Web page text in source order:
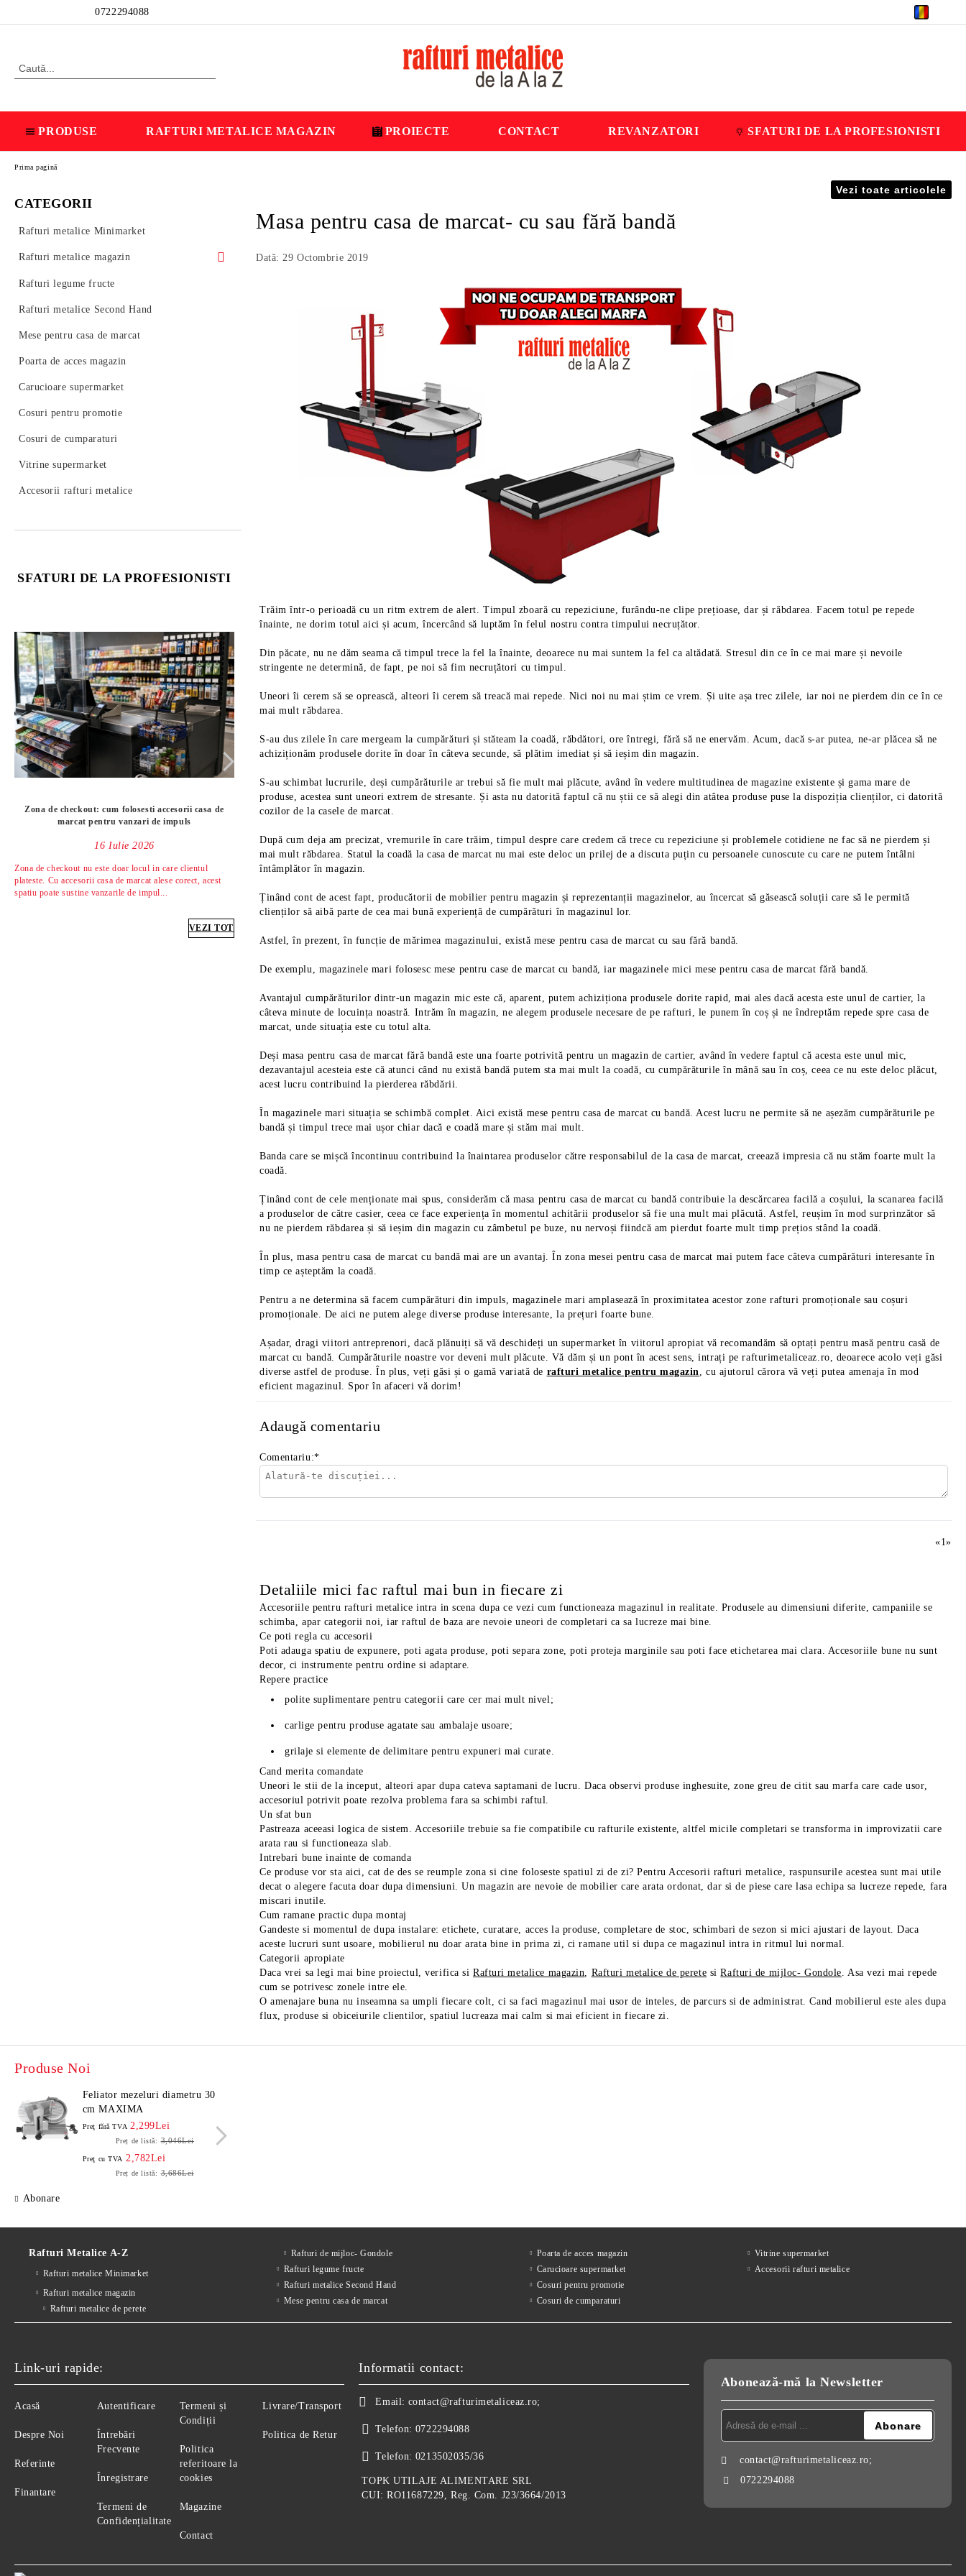
0722294088
PRODUSE RAFTURI METALICE MAGAZIN PROIECTE CONTACT REVANZATORI SFATURI DE LA PROFESIONISTI
CATEGORII
Rafturi metalice Minimarket
Rafturi metalice magazin
Rafturi metalice de perete
Rafturi de mijloc- Gondole
Rafturi legume fructe
Rafturi metalice Second Hand
Mese pentru casa de marcat
Poarta de acces magazin
Carucioare supermarket
Cosuri pentru promotie
Cosuri de cumparaturi
Vitrine supermarket
Accesorii rafturi metalice
SFATURI DE LA PROFESIONISTI
Zona de checkout: cum folosesti accesorii casa de
marcat pentru vanzari de impuls
16 Iulie 2026
Zona de checkout nu este doar locul in care clientul
plateste. Cu accesorii casa de marcat alese corect, acest
spatiu poate sustine vanzarile de impul...
Ghid complet pentru amenajarea unui minimarket de
08 Iulie 2026
Pentru un antreprenor aflat la inceput, ordinea deciziilor
se imparte spatiul, ce mobilier...
Rafturi metalice pentru pet shop-uri si magazine de
01 Iulie 2026
influenteaza expunerea produselor, acce...
29 Iunie 2026
cu rafturi metalice pentru birou si arhivare.
VEZI TOT
Prima pagină
Vezi toate articolele
Masa pentru casa de marcat- cu sau fără bandă
Dată: 29 Octombrie 2019
Trăim într-o perioadă cu un ritm extrem de alert. Timpul zboară cu repeziciune, furându-ne clipe prețioase, dar și răbdarea. Facem totul pe repede
înainte, ne dorim totul aici și acum, încercând să luptăm în felul nostru contra timpului necruțător.
Din păcate, nu ne dăm seama că timpul trece la fel la înainte, deoarece nu mai suntem la fel ca altădată. Stresul din ce în ce mai mare și nevoile
stringente ne determină, de fapt, pe noi să fim necruțători cu timpul.
Uneori îi cerem să se oprească, alteori îi cerem să treacă mai repede. Nici noi nu mai știm ce vrem. Și uite așa trec zilele, iar noi ne pierdem din ce în ce
mai mult răbdarea.
S-au dus zilele în care mergeam la cumpărături și stăteam la coadă, răbdători, ore întregi, fără să ne enervăm. Acum, dacă s-ar putea, ne-ar plăcea să ne
achiziționăm produsele dorite în doar în câteva secunde, să plătim imediat și să ieșim din magazin.
S-au schimbat lucrurile, deși cumpărăturile ar trebui să fie mult mai plăcute, având în vedere multitudinea de magazine existente și gama mare de
produse, acestea sunt uneori extrem de stresante. Și asta nu datorită faptul că nu știi ce să alegi din atâtea produse puse la dispoziția clienților, ci datorită
cozilor de la casele de marcat.
După cum deja am precizat, vremurile în care trăim, timpul despre care credem că trece cu repeziciune și problemele cotidiene ne fac să ne pierdem și
mai mult răbdarea. Statul la coadă la casa de marcat nu mai este deloc un prilej de a discuta puțin cu persoanele cunoscute cu care ne putem întâlni
întâmplător în magazin.
Ținând cont de acest fapt, producătorii de mobilier pentru magazin și reprezentanții magazinelor, au încercat să găsească soluții care să le permită
clienților să aibă parte de cea mai bună experiență de cumpărături în magazinul lor.
Astfel, în prezent, în funcție de mărimea magazinului, există mese pentru casa de marcat cu sau fără bandă.
De exemplu, magazinele mari folosesc mese pentru case de marcat cu bandă, iar magazinele mici mese pentru casa de marcat fără bandă.
Avantajul cumpărăturilor dintr-un magazin mic este că, aparent, putem achiziționa produsele dorite rapid, mai ales dacă acesta este unul de cartier, la
câteva minute de locuința noastră. Intrăm în magazin, ne alegem produsele necesare de pe rafturi, le punem în coș și ne îndreptăm repede spre casa de
marcat, unde situația este cu totul alta.
Deși masa pentru casa de marcat fără bandă este una foarte potrivită pentru un magazin de cartier, având în vedere faptul că acesta este unul mic,
dezavantajul acesteia este că atunci când nu există bandă putem sta mai mult la coadă, cu cumpărăturile în mână sau în coș, ceea ce nu este deloc plăcut,
acest lucru contribuind la pierderea răbdării.
În magazinele mari situația se schimbă complet. Aici există mese pentru casa de marcat cu bandă. Acest lucru ne permite să ne așezăm cumpărăturile pe
bandă și timpul trece mai ușor chiar dacă e coadă mare și stăm mai mult.
Banda care se mișcă încontinuu contribuind la înaintarea produselor către responsabilul de la casa de marcat, creează impresia că nu stăm foarte mult la
coadă.
Ținând cont de cele menționate mai spus, considerăm că masa pentru casa de marcat cu bandă contribuie la descărcarea facilă a coșului, la scanarea facilă
a produselor de către casier, ceea ce face experiența în momentul achitării produselor să fie una mult mai plăcută. Astfel, reușim în mod surprinzător să
nu ne pierdem răbdarea și să ieșim din magazin cu zâmbetul pe buze, nu nervoși fiindcă am pierdut foarte mult timp prețios stând la coadă.
În plus, masa pentru casa de marcat cu bandă mai are un avantaj. În zona mesei pentru casa de marcat mai putem face câteva cumpărături interesante în
timp ce așteptăm la coadă.
Pentru a ne determina să facem cumpărături din impuls, magazinele mari amplasează în proximitatea acestor zone rafturi promoționale sau coșuri
promoționale. De aici ne putem alege diverse produse interesante, la prețuri foarte bune.
Așadar, dragi viitori antreprenori, dacă plănuiți să vă deschideți un supermarket în viitorul apropiat vă recomandăm să optați pentru masă pentru casă de
marcat cu bandă. Cumpărăturile noastre vor deveni mult plăcute. Vă dăm și un pont în acest sens, intrați pe rafturimetaliceaz.ro, deoarece acolo veți găsi
diverse astfel de produse. În plus, veți găsi și o gamă variată de rafturi metalice pentru magazin, cu ajutorul cărora vă veți putea amenaja în mod
eficient magazinul. Spor în afaceri vă dorim!
Adaugă comentariu
Comentariu:*
«1»
Detaliile mici fac raftul mai bun in fiecare zi
Accesoriile pentru rafturi metalice intra in scena dupa ce vezi cum functioneaza magazinul in realitate. Produsele au dimensiuni diferite, campaniile se
schimba, apar categorii noi, iar raftul de baza are nevoie uneori de completari ca sa lucreze mai bine.
Ce poti regla cu accesorii
Poti adauga spatiu de expunere, poti agata produse, poti separa zone, poti proteja marginile sau poti face etichetarea mai clara. Accesoriile bune nu sunt
decor, ci instrumente pentru ordine si adaptare.
Repere practice
polite suplimentare pentru categorii care cer mai mult nivel;
carlige pentru produse agatate sau ambalaje usoare;
grilaje si elemente de delimitare pentru expuneri mai curate.
Cand merita comandate
Uneori le stii de la inceput, alteori apar dupa cateva saptamani de lucru. Daca observi produse inghesuite, zone greu de citit sau marfa care cade usor,
accesoriul potrivit poate rezolva problema fara sa schimbi raftul.
Un sfat bun
Pastreaza aceeasi logica de sistem. Accesoriile trebuie sa fie compatibile cu rafturile existente, altfel micile completari se transforma in improvizatii care
arata rau si functioneaza slab.
Intrebari bune inainte de comanda
Ce produse vor sta aici, cat de des se reumple zona si cine foloseste spatiul zi de zi? Pentru Accesorii rafturi metalice, raspunsurile acestea sunt mai utile
decat o alegere facuta doar dupa dimensiuni. Un magazin are nevoie de mobilier care arata ordonat, dar si de piese care lasa echipa sa lucreze repede, fara
miscari inutile.
Cum ramane practic dupa montaj
Gandeste si momentul de dupa instalare: etichete, curatare, acces la produse, completare de stoc, schimbari de sezon si mici ajustari de layout. Daca
aceste lucruri sunt usoare, mobilierul nu doar arata bine in prima zi, ci ramane util si dupa ce magazinul intra in ritmul lui normal.
Categorii apropiate
Daca vrei sa legi mai bine proiectul, verifica si Rafturi metalice magazin, Rafturi metalice de perete siRafturi de mijloc- Gondole. Asa vezi mai repede
cum se potrivesc zonele intre ele.
O amenajare buna nu inseamna sa umpli fiecare colt, ci sa faci magazinul mai usor de inteles, de parcurs si de administrat. Cand mobilierul este ales dupa
flux, produse si obiceiurile clientilor, spatiul lucreaza mai calm si mai eficient in fiecare zi.
Produse Noi
Feliator mezeluri diametru 30
cm MAXIMA
Preţ fără TVA 2,299Lei
Preț de listă: 3,046Lei
Preţ cu TVA 2,782Lei
Preț de listă: 3,686Lei
Abonare
Rafturi Metalice A-Z
Rafturi metalice Minimarket
Rafturi metalice magazin
Rafturi metalice de perete
Rafturi de mijloc- Gondole
Rafturi legume fructe
Rafturi metalice Second Hand
Mese pentru casa de marcat
Poarta de acces magazin
Carucioare supermarket
Cosuri pentru promotie
Cosuri de cumparaturi
Vitrine supermarket
Accesorii rafturi metalice
Link-uri rapide:
Acasă
Despre Noi
Referinte
Finantare
Autentificare
Întrebări
Frecvente
Înregistrare
Termeni de
Confidențialitate
Termeni și
Condiții
Politica
referitoare la
cookies
Magazine
Contact
Livrare/Transport
Politica de Retur
Informatii contact:
Email: contact@rafturimetaliceaz.ro;
Telefon: 0722294088
Telefon: 0213502035/36
TOPK UTILAJE ALIMENTARE SRL
CUI: RO11687229, Reg. Com. J23/3664/2013
Abonează-mă la Newsletter
contact@rafturimetaliceaz.ro;
0722294088